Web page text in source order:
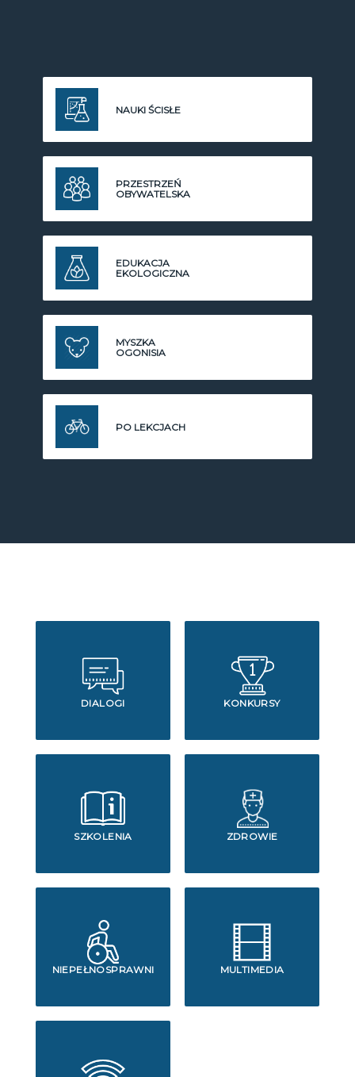
NAUKI ŚCISŁE
PRZESTRZEŃ
OBYWATELSKA
EDUKACJA
EKOLOGICZNA
MYSZKA
OGONISIA
PO LEKCJACH
DIALOGI KONKURSY
SZKOLENIA ZDROWIE
NIEPEŁNOSPRAWNI MULTIMEDIA